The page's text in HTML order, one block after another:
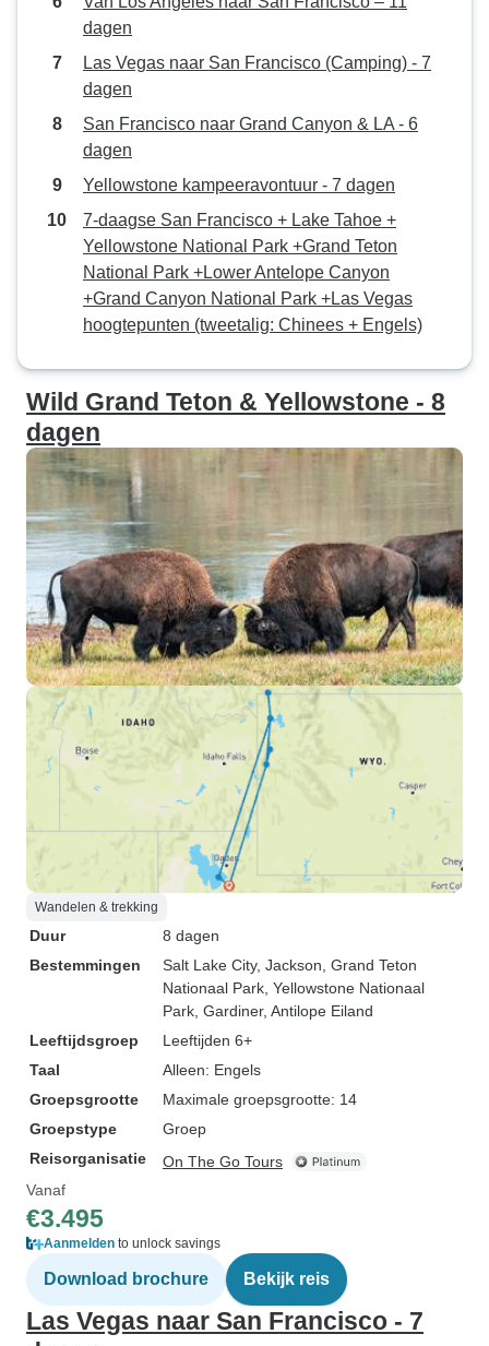
dagen
Las Vegas naar San Francisco (Camping) - 7
dagen
San Francisco naar Grand Canyon & LA - 6
dagen
Yellowstone kampeeravontuur - 7 dagen
7-daagse San Francisco + Lake Tahoe +
Yellowstone National Park +Grand Teton
National Park +Lower Antelope Canyon
+Grand Canyon National Park +Las Vegas
hoogtepunten (tweetalig: Chinees + Engels)
Wild Grand Teton & Yellowstone - 8
dagen
Wandelen & trekking
Duur
8 dagen
Bestemmingen
Salt Lake City, Jackson , Grand Teton
Nationaal Park , Yellowstone Nationaal
Park , Gardiner, Antilope Eiland
Leeftijdsgroep
Leeftijden 6+
Taal
Alleen: Engels
Groepsgrootte
Maximale groepsgrootte: 14
Groepstype
Groep
Reisorganisatie
On The Go Tours
Vanaf
€3.495
Aanmelden to unlock savings
Download brochure Bekijk reis
Las Vegas naar San Francisco - 7